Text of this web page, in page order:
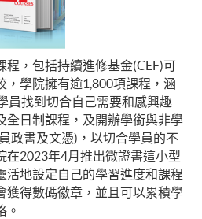
程，包括持續進修基金(CEF)可
，學院擁有逾1,800項課程，涵
員找到切合自己需要和感興趣
全日制課程，及開辦學銜與非學
政書及文憑)，以切合學員的不
在2023年4月推出微證書這小型
活地設定自己的學習進度和課程
獲得數碼徽章，並且可以累積學
。